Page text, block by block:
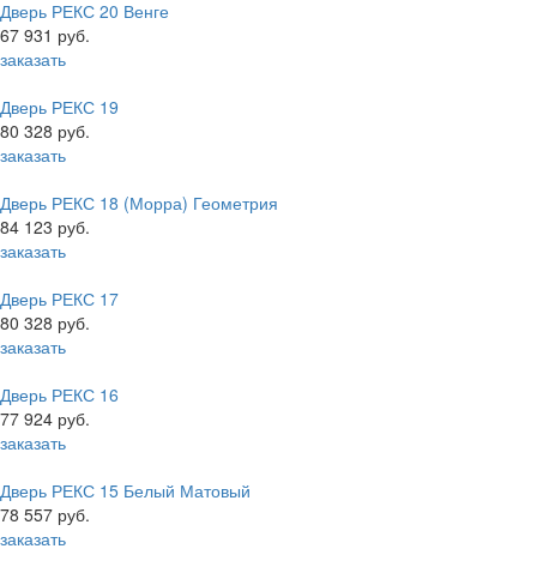
Дверь РЕКС 20 Венге
67 931 руб.
заказать
Дверь РЕКС 19
80 328 руб.
заказать
Дверь РЕКС 18 (Морра) Геометрия
84 123 руб.
заказать
Дверь РЕКС 17
80 328 руб.
заказать
Дверь РЕКС 16
77 924 руб.
заказать
Дверь РЕКС 15 Белый Матовый
78 557 руб.
заказать